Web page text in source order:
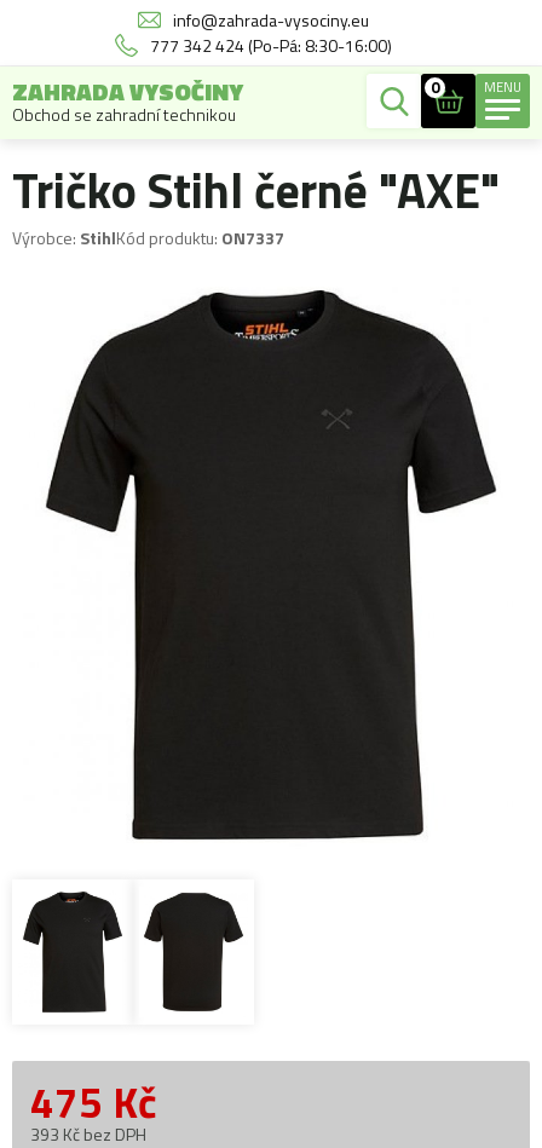
info@zahrada-vysociny.eu
777 342 424 (Po-Pá: 8:30-16:00)
ZAHRADA VYSOČINY
Obchod se zahradní technikou
0 MENU
Tričko Stihl černé "AXE"
Výrobce: StihlKód produktu: ON7337
475 Kč
393 Kč bez DPH